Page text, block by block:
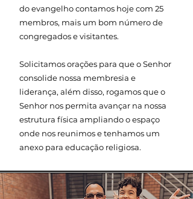
do evangelho contamos hoje com 25
membros, mais um bom número de
congregados e visitantes.
Solicitamos orações para que o Senhor
consolide nossa membresia e
liderança, além disso, rogamos que o
Senhor nos permita avançar na nossa
estrutura física ampliando o espaço
onde nos reunimos e tenhamos um
anexo para educação religiosa.